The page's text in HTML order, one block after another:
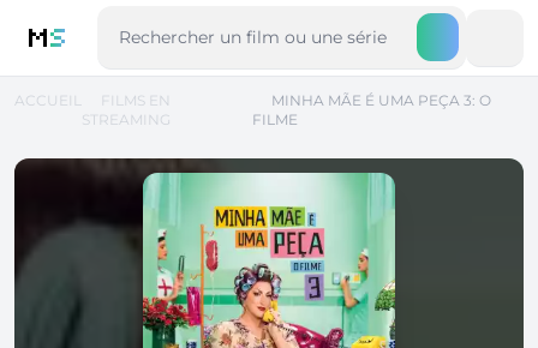
MS
ACCUEIL
FILMS EN
STREAMING
MINHA MÃE É UMA PEÇA 3: O
FILME